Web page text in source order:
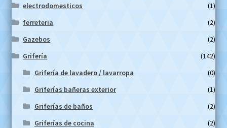
electrodomesticos
(1)
ferreteria
(2)
Gazebos
(2)
Grifería
(142)
Grifería de lavadero / lavarropa
(0)
Griferías bañeras exterior
(1)
Griferías de baños
(2)
Griferías de cocina
(2)